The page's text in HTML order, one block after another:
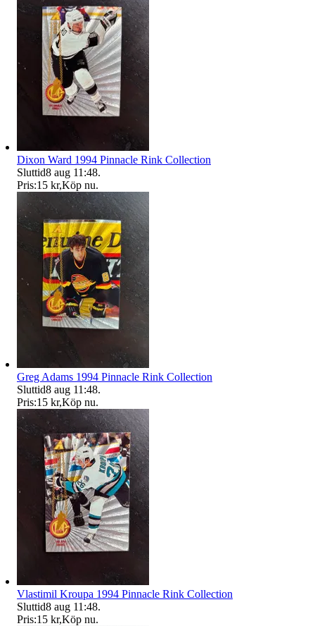
Dixon Ward 1994 Pinnacle Rink Collection
Sluttid8 aug 11:48.
Pris:15 kr,Köp nu.
Greg Adams 1994 Pinnacle Rink Collection
Sluttid8 aug 11:48.
Pris:15 kr,Köp nu.
Vlastimil Kroupa 1994 Pinnacle Rink Collection
Sluttid8 aug 11:48.
Pris:15 kr,Köp nu.